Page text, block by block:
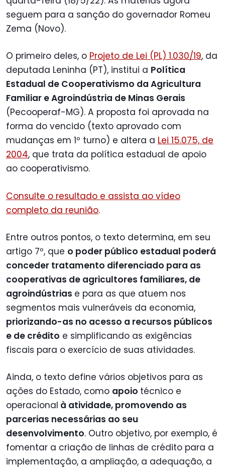
seguem para a sanção do governador Romeu
Zema (Novo).
O primeiro deles, o Projeto de Lei (PL) 1.030/19, da
deputada Leninha (PT), institui a Política
Estadual de Cooperativismo da Agricultura
Familiar e Agroindústria de Minas Gerais
(Pecooperaf-MG). A proposta foi aprovada na
forma do vencido (texto aprovado com
mudanças em 1º turno) e altera a Lei 15.075, de
2004, que trata da política estadual de apoio
ao cooperativismo.
Consulte o resultado e assista ao vídeo
completo da reunião.
Entre outros pontos, o texto determina, em seu
artigo 7º, que o poder público estadual poderá
conceder tratamento diferenciado para as
cooperativas de agricultores familiares, de
agroindústrias e para as que atuem nos
segmentos mais vulneráveis da economia,
priorizando-as no acesso a recursos públicos
e de crédito e simplificando as exigências
fiscais para o exercício de suas atividades.
Ainda, o texto define vários objetivos para as
ações do Estado, como apoio técnico e
operacional à atividade, promovendo as
parcerias necessárias ao seu
desenvolvimento. Outro objetivo, por exemplo, é
fomentar a criação de linhas de crédito para a
implementação, a ampliação, a adequação, a